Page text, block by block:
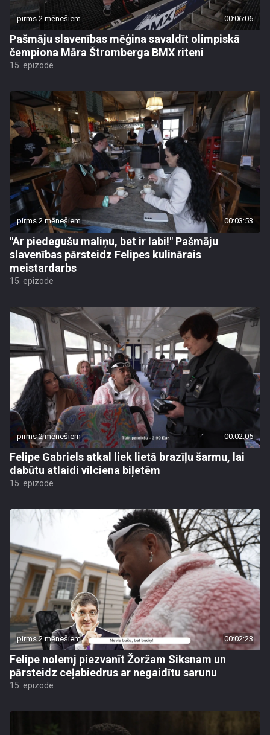
pirms 2 mēnešiem 00:06:06
Pašmāju slavenības mēģina savaldīt olimpiskā
čempiona Māra Štromberga BMX riteni
15. epizode
pirms 2 mēnešiem 00:03:53
"Ar piedegušu maliņu, bet ir labi!" Pašmāju
slavenības pārsteidz Felipes kulinārais
meistardarbs
15. epizode
pirms 2 mēnešiem 00:02:05
Felipe Gabriels atkal liek lietā brazīļu šarmu, lai
dabūtu atlaidi vilciena biļetēm
15. epizode
pirms 2 mēnešiem 00:02:23
Felipe nolemj piezvanīt Žoržam Siksnam un
pārsteidz ceļabiedrus ar negaidītu sarunu
15. epizode